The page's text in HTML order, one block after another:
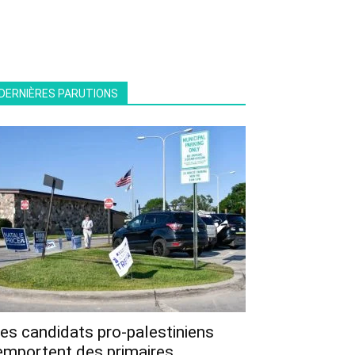
PARUTIONS
candidats pro-palestiniens